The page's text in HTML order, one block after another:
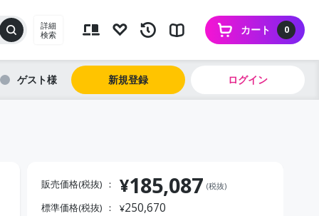
詳細
検索
0
カート
ゲスト 新規登録 ログイン
販売価格(税抜) ¥185,087 (税抜)
標準価格(税抜) ¥250,670